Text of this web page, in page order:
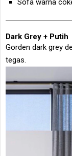
Sofa warna
Dark Grey + Putih
Gorden dark grey
tegas.